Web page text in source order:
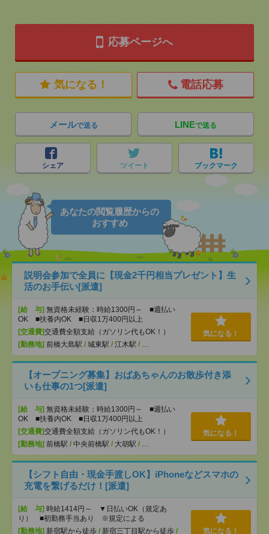
応募ページへ
気になる！ 電話応募
メールで送る LINEで送る
シェア ツイート ブックマーク
あなたの閲覧履歴からの
おすすめ
説明会参加で全員に【現金2千円相当プレゼント】生
活のお手伝い[派遣]
[給 与] 無資格未経験：時給1300円～ ■週払い
OK ■扶養内OK ■日収1万400円以上
[交通費]交通費全額支給（ガソリン代もOK！）
[勤務地] 前橋大島駅 / 城東駅 / 江木駅 / …
気になる！
【オープニング募集】おばあちゃんのお散歩付き添
いも仕事の1つ[派遣]
[給 与] 無資格未経験：時給1300円～ ■週払い
OK ■扶養内OK ■日収1万400円以上
[交通費]交通費全額支給（ガソリン代もOK！）
[勤務地] 前橋駅 / 中央前橋駅 / 大胡駅 / …
気になる！
【シフト自由・現金手渡しOK】iPhoneなどスマホの
充電を繋げるだけ！[派遣]
[給 与] 時給1414円～ ▼日払いOK（規定あ
り） ■初勤務手当あり ※規定による
[勤務地] 新宿駅から徒歩 / 新宿三丁目駅から徒歩 / 気になる！